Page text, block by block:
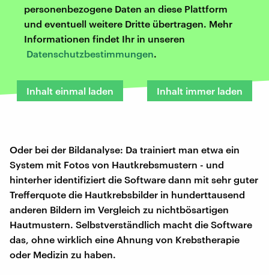
personenbezogene Daten an diese Plattform
und eventuell weitere Dritte übertragen. Mehr
Informationen findet Ihr in unseren
Datenschutzbestimmungen.
Inhalt einmal laden Inhalt immer laden
Oder bei der Bildanalyse: Da trainiert man etwa ein
System mit Fotos von Hautkrebsmustern - und
hinterher identifiziert die Software dann mit sehr guter
Trefferquote die Hautkrebsbilder in hunderttausend
anderen Bildern im Vergleich zu nichtbösartigen
Hautmustern. Selbstverständlich macht die Software
das, ohne wirklich eine Ahnung von Krebstherapie
oder Medizin zu haben.